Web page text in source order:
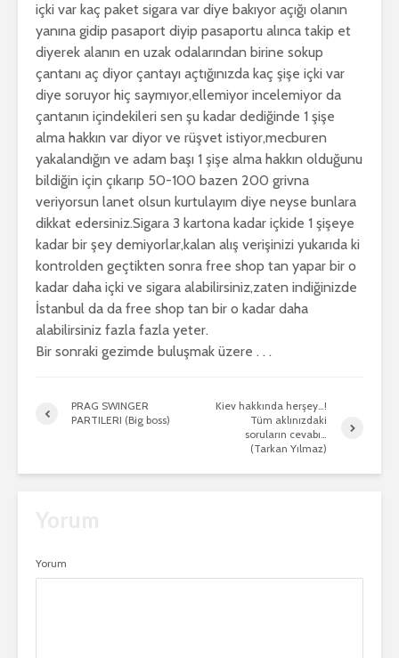
içki var kaç paket sigara var diye bakıyor açığı olanın
yanına gidip pasaport diyip pasaportu alınca takip et
diyerek alanın en uzak odalarından birine sokup
çantanı aç diyor çantayı açtığınızda kaç şişe içki var
diye soruyor hiç saymıyor,ellemiyor incelemiyor da
çantanın içindekileri sen şu kadar dediğinde 1 şişe
alma hakkın var diyor ve rüşvet istiyor,mecburen
yakalandığın ve adam başı 1 şişe alma hakkın olduğunu
bildiğin için çıkarıp 50-100 bazen 200 grivna
veriyorsun lanet olsun kurtulayım diye neyse bunlara
dikkat edersiniz.Sigara 3 kartona kadar içkide 1 şişeye
kadar bir şey demiyorlar,kalan alış verişinizi yukarıda ki
kontrolden geçtikten sonra free shop tan yapar bir o
kadar daha içki ve sigara alabilirsiniz,zaten indiğinizde
İstanbul da da free shop tan bir o kadar daha
alabilirsiniz fazla fazla yeter.
Bir sonraki gezimde buluşmak üzere . . .
PRAG SWINGER
PARTILERI (Big boss)
Kiev hakkında herşey…!
Tüm aklınızdaki
soruların cevabı…
(Tarkan Yılmaz)
Yorum